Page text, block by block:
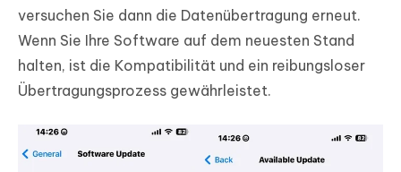
versuchen Sie dann die Datenübertragung erneut.
Wenn Sie Ihre Software auf dem neuesten Stand
halten, ist die Kompatibilität und ein reibungsloser
Übertragungsprozess gewährleistet.